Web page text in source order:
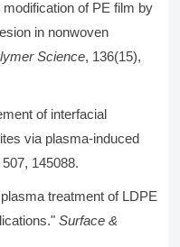
of PE film by
in nonwoven
Science, 136(15),
of interfacial
via plasma-induced
507, 145088.
treatment of LDPE
Surface &